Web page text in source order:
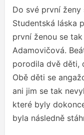
Do své první ženy
Studentská láska
první ženou se
Adamovičová.
porodila dvě děti,
Obě děti se
ani jim se tak
které byly
byla následně